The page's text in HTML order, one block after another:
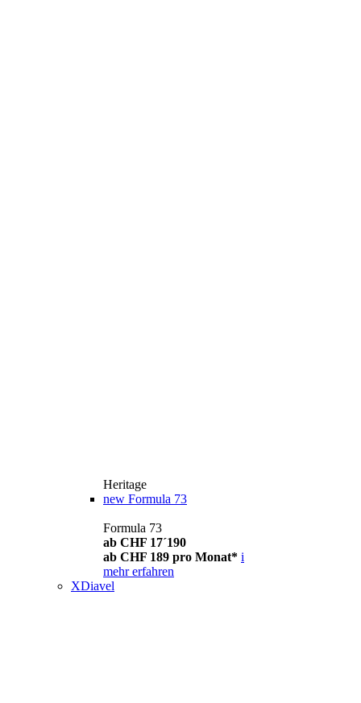
Heritage
new Formula 73
Formula 73
ab CHF 17´190
ab CHF 189 pro Monat* i
mehr erfahren
XDiavel